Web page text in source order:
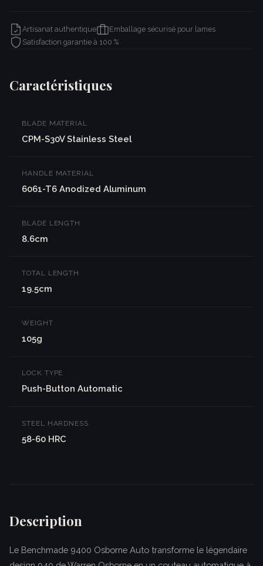
Artisanat authentique
Emballage sécurisé pour lames
Satisfaction garantie à 100 %
Caractéristiques
BLADE MATERIAL
CPM-S30V Stainless Steel
HANDLE MATERIAL
6061-T6 Anodized Aluminum
BLADE LENGTH
8.6cm
TOTAL LENGTH
19.5cm
WEIGHT
105g
LOCK TYPE
Push-Button Automatic
STEEL HARDNESS
58-60 HRC
Description
Le Benchmade 9400 Osborne Auto transforme le légendaire